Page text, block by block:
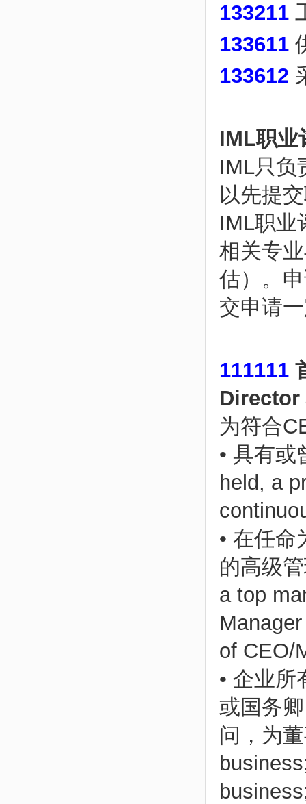
133211
133611
133612
IML职业
IML只负
以先提
IML职业
相关专
估）。
交申请
111111
Director
为符合
• 具有
held, a
• 在任
的高级
a top
of CEO/
• 企业
或国务
问，为